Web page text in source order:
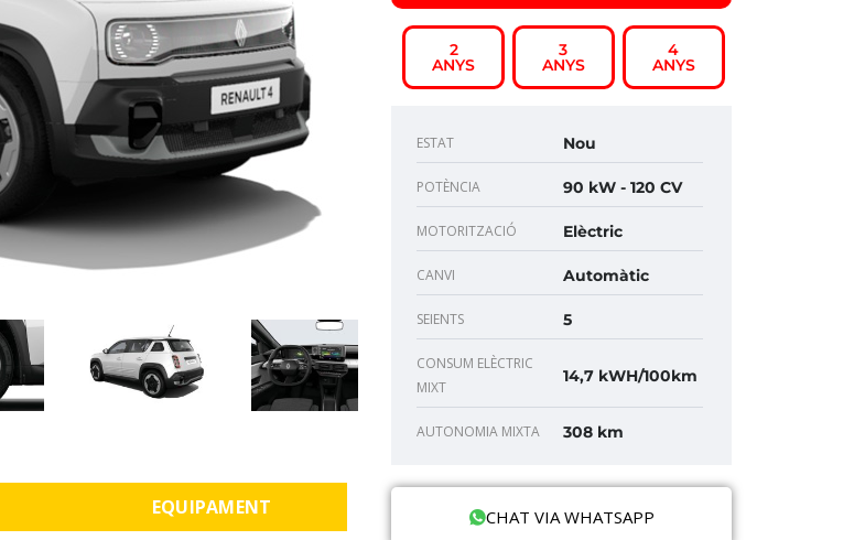
EQUIPAMENT
2
ANYS
3
ANYS
4
ANYS
ESTAT Nou
POTÈNCIA 90 kW - 120 CV
MOTORITZACIÓ Elèctric
CANVI Automàtic
SEIENTS 5
CONSUM ELÈCTRIC
MIXT
14,7 kWH/100km
AUTONOMIA MIXTA 308 km
CHAT VIA WHATSAPP